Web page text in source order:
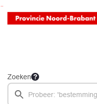
Ga naar de inhoud van deze pagina
Ga naar het zoeken
Ga naar het menu
Zoeken